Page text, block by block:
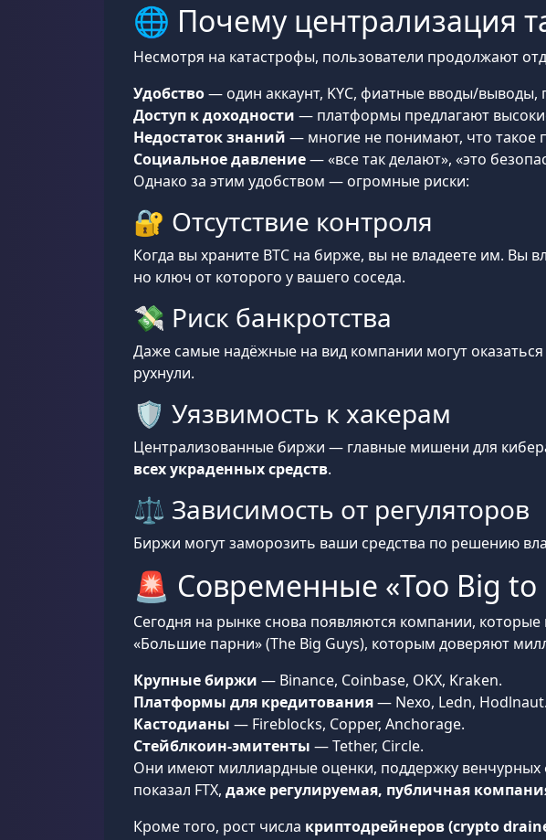
🌐 Почему централизация
Несмотря на катастрофы, пользователи продолжают
Удобство— один аккаунт, KYC, фиатные вводы/выводы,
Доступ к доходности — платформы предлагают
Недостаток знаний — многие не понимают, что такое
Социальное давление— «все так делают», «это
Однако за этим удобством — огромные риски:
🔐 Отсутствие контроля
Когда вы храните BTC на бирже, вы не владеете им. Вы
но ключ от которого у вашего соседа.
💸 Риск банкротства
Даже самые надёжные на вид компании могут
рухнули.
🛡️ Уязвимость к хакерам
Централизованные биржи — главные мишени для
всех украденных средств.
⚖️ Зависимость от регуляторов
Биржи могут заморозить ваши средства по решению
🚨 Современные «Too Big
Сегодня на рынке снова появляются компании,
«Большие парни» (The Big Guys), которым доверяют
Крупные биржи — Binance, Coinbase, OKX, Kraken.
Платформы для кредитования— Nexo, Ledn, Hodlnaut.
Кастодианы — Fireblocks, Copper, Anchorage.
Стейблкоин-эмитенты — Tether, Circle.
Они имеют миллиардные оценки, поддержку
показал FTX, даже регулируемая, публичная
Кроме того, рост числа криптодрейнеров (crypto